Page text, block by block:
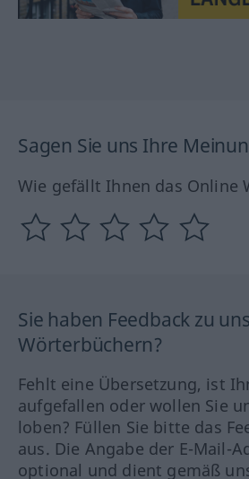
Sagen Sie uns Ihre
Wie gefällt Ihnen das Online
Sie haben Feedback zu
Wörterbüchern?
Fehlt eine Übersetzung, ist
aufgefallen oder wollen Sie
loben? Füllen Sie bitte das
aus. Die Angabe der E-Mail-
optional und dient gemäß